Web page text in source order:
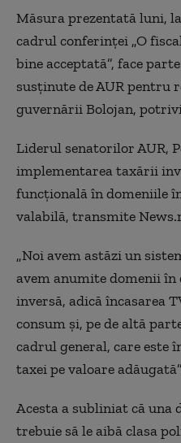
Măsura prezentată luni,
cadrul conferinţei „O
bine acceptată”, face
susţinute de AUR pentru
guvernării Bolojan,
Liderul senatorilor AUR,
implementarea taxării
funcţională în domeniile
valabilă, transmite
„Noi avem astăzi un
avem anumite domenii în
inversă, adică încasarea
consum şi, pe de altă
cadrul general, care este
taxei pe valoare
Acesta a subliniat că una
trebuie să le aibă clasa